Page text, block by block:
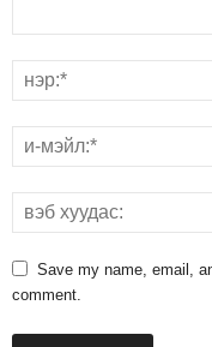
Save my name, email,
comment.